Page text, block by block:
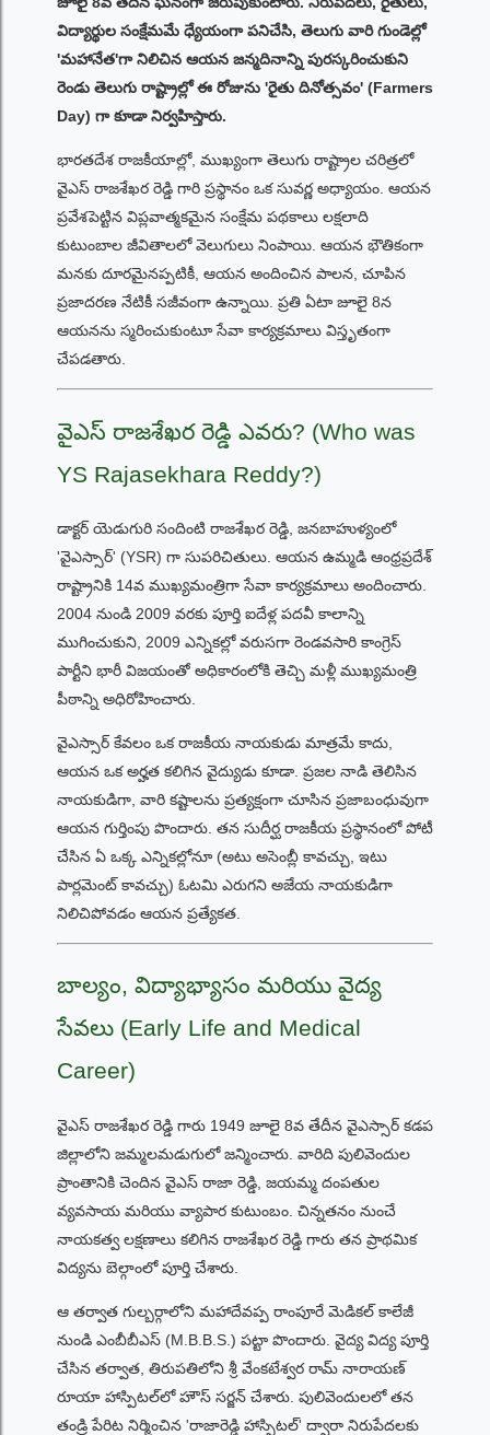
విద్యార్థుల సంక్షేమమే ధ్యేయంగా పనిచేసి, తెలుగు వారి గుండెల్లో
'మహానేత'గా నిలిచిన ఆయన జన్మదినాన్ని పురస్కరించుకుని
రెండు తెలుగు రాష్ట్రాల్లో ఈ రోజును 'రైతు దినోత్సవం' (Farmers
Day) గా కూడా నిర్వహిస్తారు.
భారతదేశ రాజకీయాల్లో, ముఖ్యంగా తెలుగు రాష్ట్రాల చరిత్రలో
వైఎస్ రాజశేఖర రెడ్డి గారి ప్రస్థానం ఒక సువర్ణ అధ్యాయం. ఆయన
ప్రవేశపెట్టిన విప్లవాత్మకమైన సంక్షేమ పథకాలు లక్షలాది
కుటుంబాల జీవితాలలో వెలుగులు నింపాయి. ఆయన భౌతికంగా
మనకు దూరమైనప్పటికీ, ఆయన అందించిన పాలన, చూపిన
ప్రజాదరణ నేటికీ సజీవంగా ఉన్నాయి. ప్రతి ఏటా జూలై 8న
ఆయనను స్మరించుకుంటూ సేవా కార్యక్రమాలు విస్తృతంగా
చేపడతారు.
వైఎస్ రాజశేఖర రెడ్డి ఎవరు? (Who was
YS Rajasekhara Reddy?)
డాక్టర్ యెడుగురి సందింటి రాజశేఖర రెడ్డి, జనబాహుళ్యంలో
'వైఎస్సార్' (YSR) గా సుపరిచితులు. ఆయన ఉమ్మడి ఆంధ్రప్రదేశ్
రాష్ట్రానికి 14వ ముఖ్యమంత్రిగా సేవా కార్యక్రమాలు అందించారు.
2004 నుండి 2009 వరకు పూర్తి ఐదేళ్ల పదవీ కాలాన్ని
ముగించుకుని, 2009 ఎన్నికల్లో వరుసగా రెండవసారి కాంగ్రెస్
పార్టీని భారీ విజయంతో అధికారంలోకి తెచ్చి మళ్లీ ముఖ్యమంత్రి
పీఠాన్ని అధిరోహించారు.
వైఎస్సార్ కేవలం ఒక రాజకీయ నాయకుడు మాత్రమే కాదు,
ఆయన ఒక అర్హత కలిగిన వైద్యుడు కూడా. ప్రజల నాడి తెలిసిన
నాయకుడిగా, వారి కష్టాలను ప్రత్యక్షంగా చూసిన ప్రజాబంధువుగా
ఆయన గుర్తింపు పొందారు. తన సుదీర్ఘ రాజకీయ ప్రస్థానంలో పోటీ
చేసిన ఏ ఒక్క ఎన్నికల్లోనూ (అటు అసెంబ్లీ కావచ్చు, ఇటు
పార్లమెంట్ కావచ్చు) ఓటమి ఎరుగని అజేయ నాయకుడిగా
నిలిచిపోవడం ఆయన ప్రత్యేకత.
బాల్యం, విద్యాభ్యాసం మరియు వైద్య
సేవలు (Early Life and Medical
Career)
వైఎస్ రాజశేఖర రెడ్డి గారు 1949 జూలై 8వ తేదీన వైఎస్సార్ కడప
జిల్లాలోని జమ్మలమడుగులో జన్మించారు. వారిది పులివెందుల
ప్రాంతానికి చెందిన వైఎస్ రాజా రెడ్డి, జయమ్మ దంపతుల
వ్యవసాయ మరియు వ్యాపార కుటుంబం. చిన్నతనం నుంచే
నాయకత్వ లక్షణాలు కలిగిన రాజశేఖర రెడ్డి గారు తన ప్రాథమిక
విద్యను బెల్గాంలో పూర్తి చేశారు.
ఆ తర్వాత గుల్బర్గాలోని మహాదేవప్ప రాంపూరే మెడికల్ కాలేజీ
నుండి ఎంబీబీఎస్ (M.B.B.S.) పట్టా పొందారు. వైద్య విద్య పూర్తి
చేసిన తర్వాత, తిరుపతిలోని శ్రీ వేంకటేశ్వర రామ్ నారాయణ్
రూయా హాస్పిటల్‌లో హౌస్ సర్జన్ చేశారు. పులివెందులలో తన
తండ్రి పేరిట నిర్మించిన 'రాజారెడ్డి హాస్పిటల్' ద్వారా నిరుపేదలకు